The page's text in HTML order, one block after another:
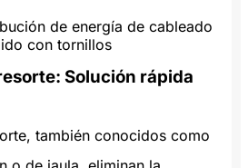
Solución rápida
también conocidos como